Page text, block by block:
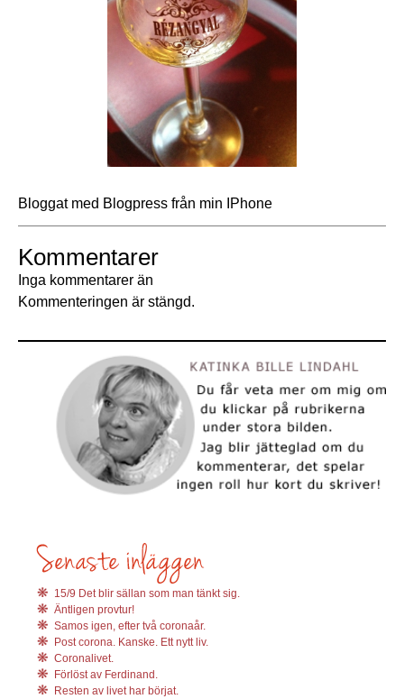
Bloggat med Blogpress från min IPhone
Kommentarer
Inga kommentarer än
Kommenteringen är stängd.
15/9 Det blir sällan som man tänkt sig.
Äntligen provtur!
Samos igen, efter två coronaår.
Post corona. Kanske. Ett nytt liv.
Coronalivet.
Förlöst av Ferdinand.
Resten av livet har börjat.